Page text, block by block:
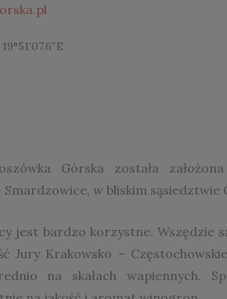
Górska została
w bliskim sąsiedztwie
jest bardzo korzystne. Wszędzie
Jury Krakowsko –
na skałach wapiennych.